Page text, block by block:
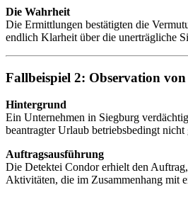
Die Wahrheit
Die Ermittlungen bestätigten die
endlich Klarheit über die unerträgliche
Fallbeispiel 2: Observation
Hintergrund
Ein Unternehmen in Siegburg
beantragter Urlaub betriebsbedingt
Auftragsausführung
Die Detektei Condor erhielt den
Aktivitäten, die im Zusammenhang mit